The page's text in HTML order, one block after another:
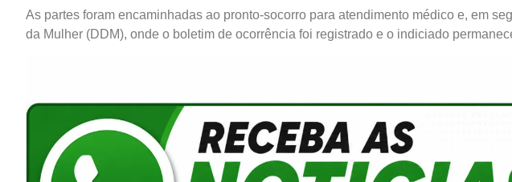
As partes foram encaminhadas ao pronto-socorro para atendimento médico e, em
da Mulher (DDM), onde o boletim de ocorrência foi registrado e o indiciado